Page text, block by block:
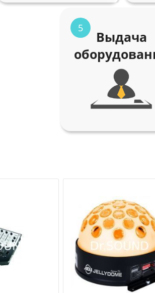
5
Выдача